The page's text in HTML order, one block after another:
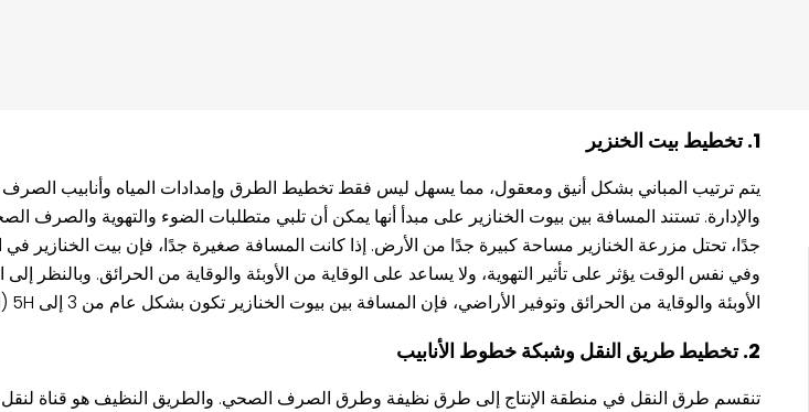
1. تخطيط بيت الخنزير
يتم ترتيب المباني بشكل أنيق ومعقول، مما يسهل ليس فقط تخطيط الطرق وإمدادات المياه وأنابيب الصرف
والإدارة. تستند المسافة بين بيوت الخنازير على مبدأ أنها يمكن أن تلبي متطلبات الضوء والتهوية والصرف
جدًا، تحتل مزرعة الخنازير مساحة كبيرة جدًا من الأرض. إذا كانت المسافة صغيرة جدًا، فإن بيت
وفي نفس الوقت يؤثر على تأثير التهوية، ولا يساعد على الوقاية من الأوبئة والوقاية من الحرائق. وبالنظر
الأوبئة والوقاية من الحرائق وتوفير الأراضي، فإن المسافة بين بيوت الخنازير تكون بشكل عام من 3 إلى 5H (H هو ارتفاع أفاريز الصف الجنوبي من الخنازير).
2. تخطيط طريق النقل وشبكة خطوط الأنابيب